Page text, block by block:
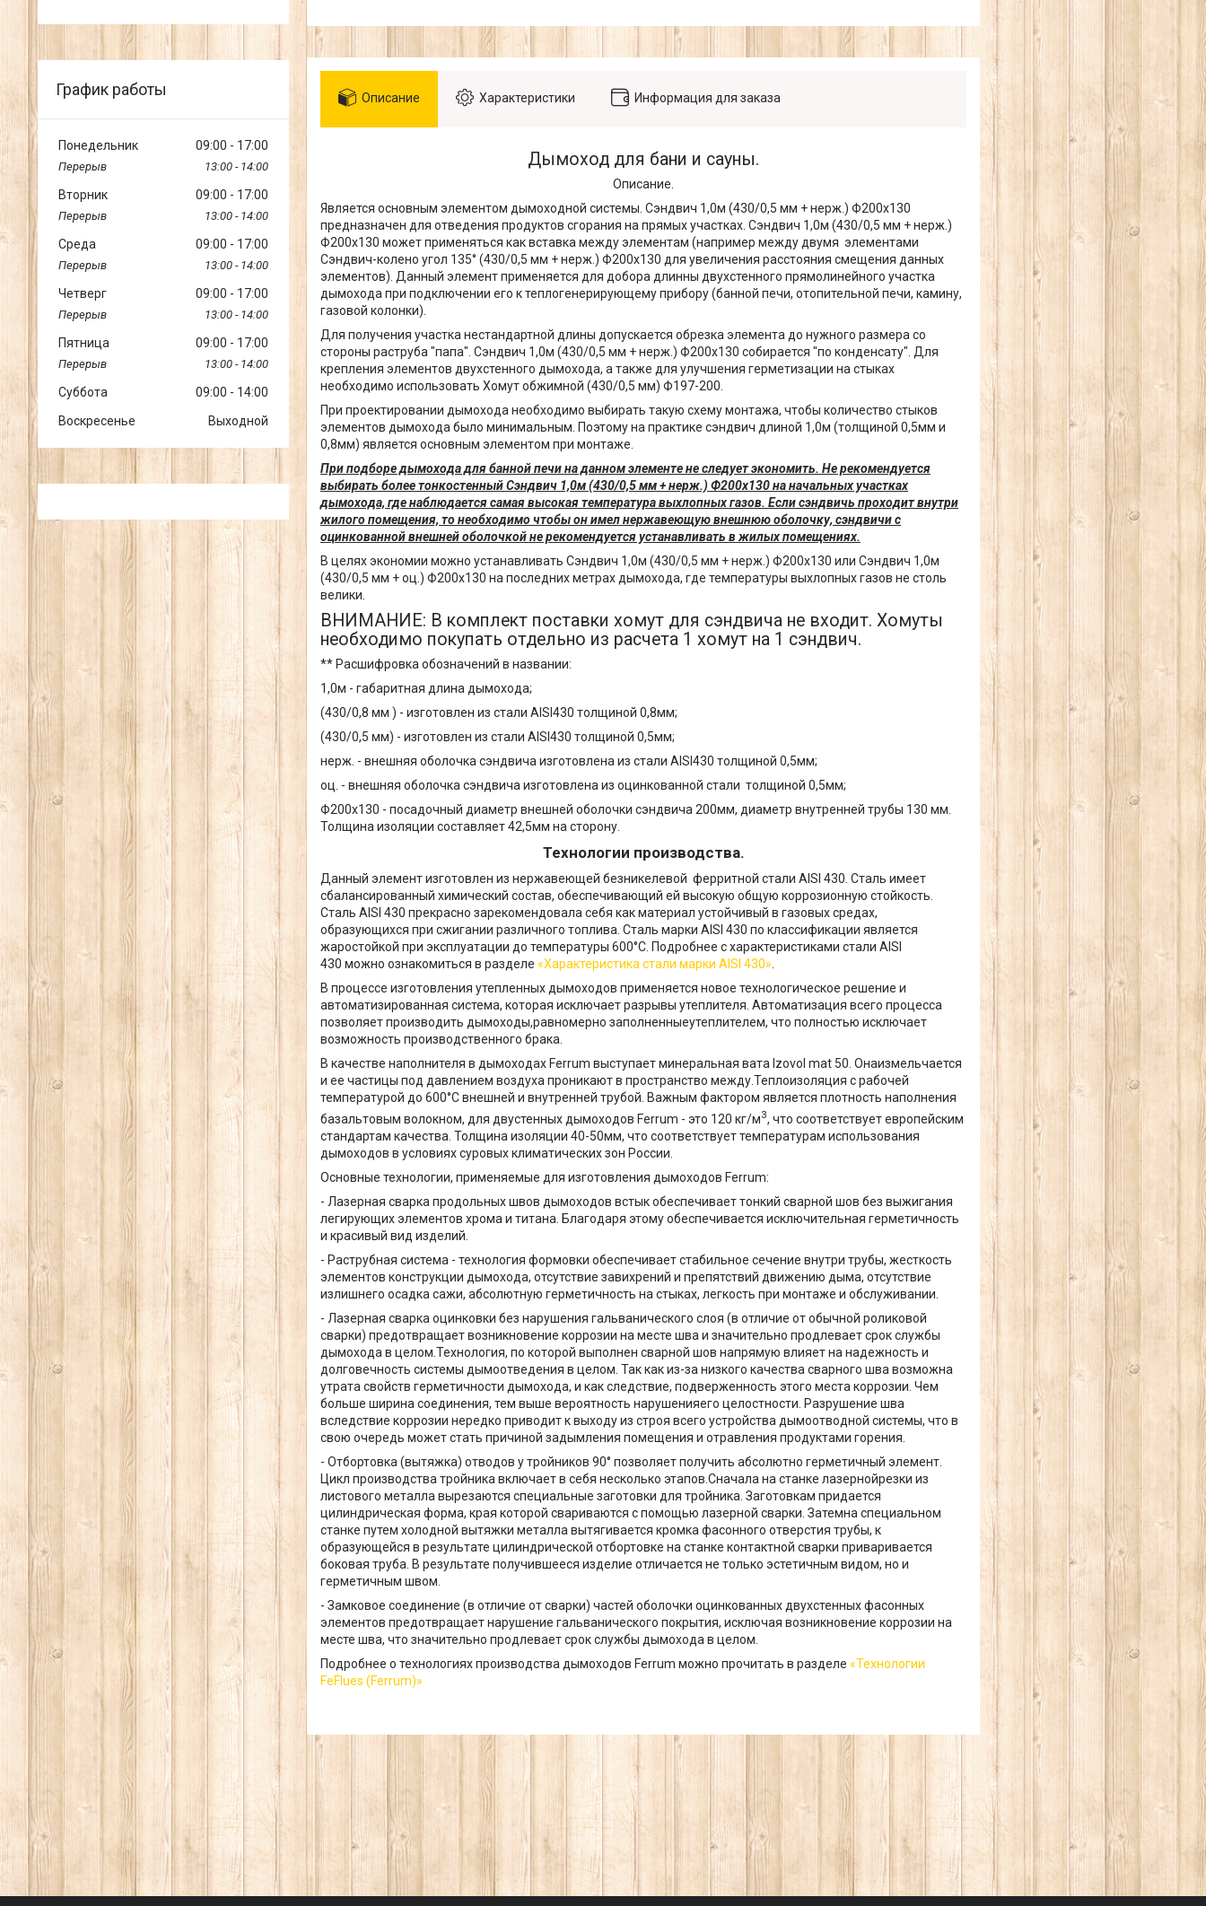
Описание Характеристики Информация для заказа
Дымоход для бани и сауны.
Описание.
Является основным элементом дымоходной системы. Сэндвич 1,0м (430/0,5 мм + нерж.) Ф200х130
предназначен для отведения продуктов сгорания на прямых участках. Сэндвич 1,0м (430/0,5 мм + нерж.)
Ф200х130 может применяться как вставка между элементам (например между двумя элементами
Сэндвич-колено угол 135° (430/0,5 мм + нерж.) Ф200х130 для увеличения расстояния смещения данных
элементов). Данный элемент применяется для добора длинны двухстенного прямолинейного участка
дымохода при подключении его к теплогенерирующему прибору (банной печи, отопительной печи, камину,
газовой колонки).
Для получения участка нестандартной длины допускается обрезка элемента до нужного размера со
стороны раструба "папа". Сэндвич 1,0м (430/0,5 мм + нерж.) Ф200х130 собирается "по конденсату". Для
крепления элементов двухстенного дымохода, а также для улучшения герметизации на стыках
необходимо использовать Хомут обжимной (430/0,5 мм) Ф197-200.
При проектировании дымохода необходимо выбирать такую схему монтажа, чтобы количество стыков
элементов дымохода было минимальным. Поэтому на практике сэндвич длиной 1,0м (толщиной 0,5мм и
0,8мм) является основным элементом при монтаже.
При подборе дымохода для банной печи на данном элементе не следует экономить. Не рекомендуется
выбирать более тонкостенный Сэндвич 1,0м (430/0,5 мм + нерж.) Ф200х130 на начальных участках
дымохода, где наблюдается самая высокая температура выхлопных газов. Если сэндвичь проходит внутри
жилого помещения, то необходимо чтобы он имел нержавеющую внешнюю оболочку, сэндвичи с
оцинкованной внешней оболочкой не рекомендуется устанавливать в жилых помещениях.
В целях экономии можно устанавливать Сэндвич 1,0м (430/0,5 мм + нерж.) Ф200х130 или Сэндвич 1,0м
(430/0,5 мм + оц.) Ф200х130 на последних метрах дымохода, где температуры выхлопных газов не столь
велики.
ВНИМАНИЕ: В комплект поставки хомут для сэндвича не входит. Хомуты
необходимо покупать отдельно из расчета 1 хомут на 1 сэндвич.
** Расшифровка обозначений в названии:
1,0м - габаритная длина дымохода;
(430/0,8 мм ) - изготовлен из стали AISI430 толщиной 0,8мм;
(430/0,5 мм) - изготовлен из стали AISI430 толщиной 0,5мм;
нерж. - внешняя оболочка сэндвича изготовлена из стали AISI430 толщиной 0,5мм;
оц. - внешняя оболочка сэндвича изготовлена из оцинкованной стали толщиной 0,5мм;
Ф200х130 - посадочный диаметр внешней оболочки сэндвича 200мм, диаметр внутренней трубы 130 мм.
Толщина изоляции составляет 42,5мм на сторону.
Технологии производства.
Данный элемент изготовлен из нержавеющей безникелевой ферритной стали AISI 430. Сталь имеет
сбалансированный химический состав, обеспечивающий ей высокую общую коррозионную стойкость.
Сталь AISI 430 прекрасно зарекомендовала себя как материал устойчивый в газовых средах,
образующихся при сжигании различного топлива. Сталь марки AISI 430 по классификации является
жаростойкой при эксплуатации до температуры 600°C. Подробнее с характеристиками стали AISI
430 можно ознакомиться в разделе «Характеристика стали марки AISI 430».
В процессе изготовления утепленных дымоходов применяется новое технологическое решение и
автоматизированная система, которая исключает разрывы утеплителя. Автоматизация всего процесса
позволяет производить дымоходы,равномерно заполненныеутеплителем, что полностью исключает
возможность производственного брака.
В качестве наполнителя в дымоходах Ferrum выступает минеральная вата Іzovol mat 50. Онаизмельчается
и ее частицы под давлением воздуха проникают в пространство между.Теплоизоляция с рабочей
температурой до 600°С внешней и внутренней трубой. Важным фактором является плотность наполнения
базальтовым волокном, для двустенных дымоходов Ferrum - это 120 кг/м3, что соответствует европейским
стандартам качества. Толщина изоляции 40-50мм, что соответствует температурам использования
дымоходов в условиях суровых климатических зон России.
Основные технологии, применяемые для изготовления дымоходов Ferrum:
- Лазерная сварка продольных швов дымоходов встык обеспечивает тонкий сварной шов без выжигания
легирующих элементов хрома и титана. Благодаря этому обеспечивается исключительная герметичность
и красивый вид изделий.
- Раструбная система - технология формовки обеспечивает стабильное сечение внутри трубы, жесткость
элементов конструкции дымохода, отсутствие завихрений и препятствий движению дыма, отсутствие
излишнего осадка сажи, абсолютную герметичность на стыках, легкость при монтаже и обслуживании.
- Лазерная сварка оцинковки без нарушения гальванического слоя (в отличие от обычной роликовой
сварки) предотвращает возникновение коррозии на месте шва и значительно продлевает срок службы
дымохода в целом.Технология, по которой выполнен сварной шов напрямую влияет на надежность и
долговечность системы дымоотведения в целом. Так как из-за низкого качества сварного шва возможна
утрата свойств герметичности дымохода, и как следствие, подверженность этого места коррозии. Чем
больше ширина соединения, тем выше вероятность нарушенияего целостности. Разрушение шва
вследствие коррозии нередко приводит к выходу из строя всего устройства дымоотводной системы, что в
свою очередь может стать причиной задымления помещения и отравления продуктами горения.
- Отбортовка (вытяжка) отводов у тройников 90° позволяет получить абсолютно герметичный элемент.
Цикл производства тройника включает в себя несколько этапов.Сначала на станке лазернойрезки из
листового металла вырезаются специальные заготовки для тройника. Заготовкам придается
цилиндрическая форма, края которой свариваются с помощью лазерной сварки. Затемна специальном
станке путем холодной вытяжки металла вытягивается кромка фасонного отверстия трубы, к
образующейся в результате цилиндрической отбортовке на станке контактной сварки приваривается
боковая труба. В результате получившееся изделие отличается не только эстетичным видом, но и
герметичным швом.
- Замковое соединение (в отличие от сварки) частей оболочки оцинкованных двухстенных фасонных
элементов предотвращает нарушение гальванического покрытия, исключая возникновение коррозии на
месте шва, что значительно продлевает срок службы дымохода в целом.
Подробнее о технологиях производства дымоходов Ferrum можно прочитать в разделе «Технологии
FeFlues (Ferrum)»
График работы
Понедельник 09:00 17:00
13:00 14:00
Вторник 09:00 17:00
13:00 14:00
Среда 09:00 17:00
13:00 14:00
Четверг 09:00 17:00
13:00 14:00
Пятница 09:00 17:00
13:00 14:00
Суббота 09:00
14:00
Воскресенье
Выходной